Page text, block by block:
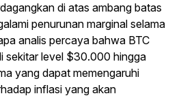
di atas ambang batas
penurunan marginal selama
analis percaya bahwa BTC
sekitar level $30.000 hingga
yang dapat memengaruhi
inflasi yang akan